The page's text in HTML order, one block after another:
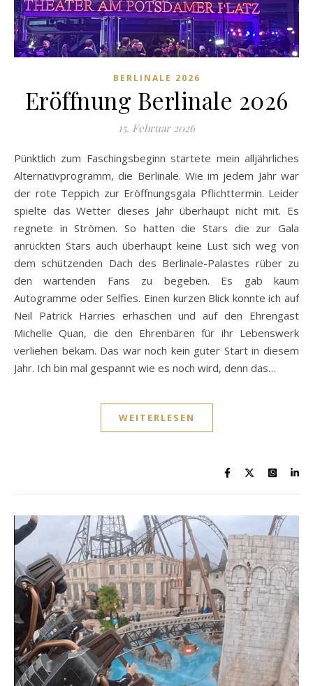
BERLINALE 2026
Eröffnung Berlinale 2026
15. Februar 2026
Pünktlich zum Faschingsbeginn startete mein alljährliches
Alternativprogramm, die Berlinale. Wie im jedem Jahr war
der rote Teppich zur Eröffnungsgala Pflichttermin. Leider
spielte das Wetter dieses Jahr überhaupt nicht mit. Es
regnete in Strömen. So hatten die Stars die zur Gala
anrückten Stars auch überhaupt keine Lust sich weg von
dem schützenden Dach des Berlinale-Palastes rüber zu
den wartenden Fans zu begeben. Es gab kaum
Autogramme oder Selfies. Einen kurzen Blick konnte ich auf
Neil Patrick Harries erhaschen und auf den Ehrengast
Michelle Quan, die den Ehrenbären für ihr Lebenswerk
verliehen bekam. Das war noch kein guter Start in diesem
Jahr. Ich bin mal gespannt wie es noch wird, denn das…
WEITERLESEN